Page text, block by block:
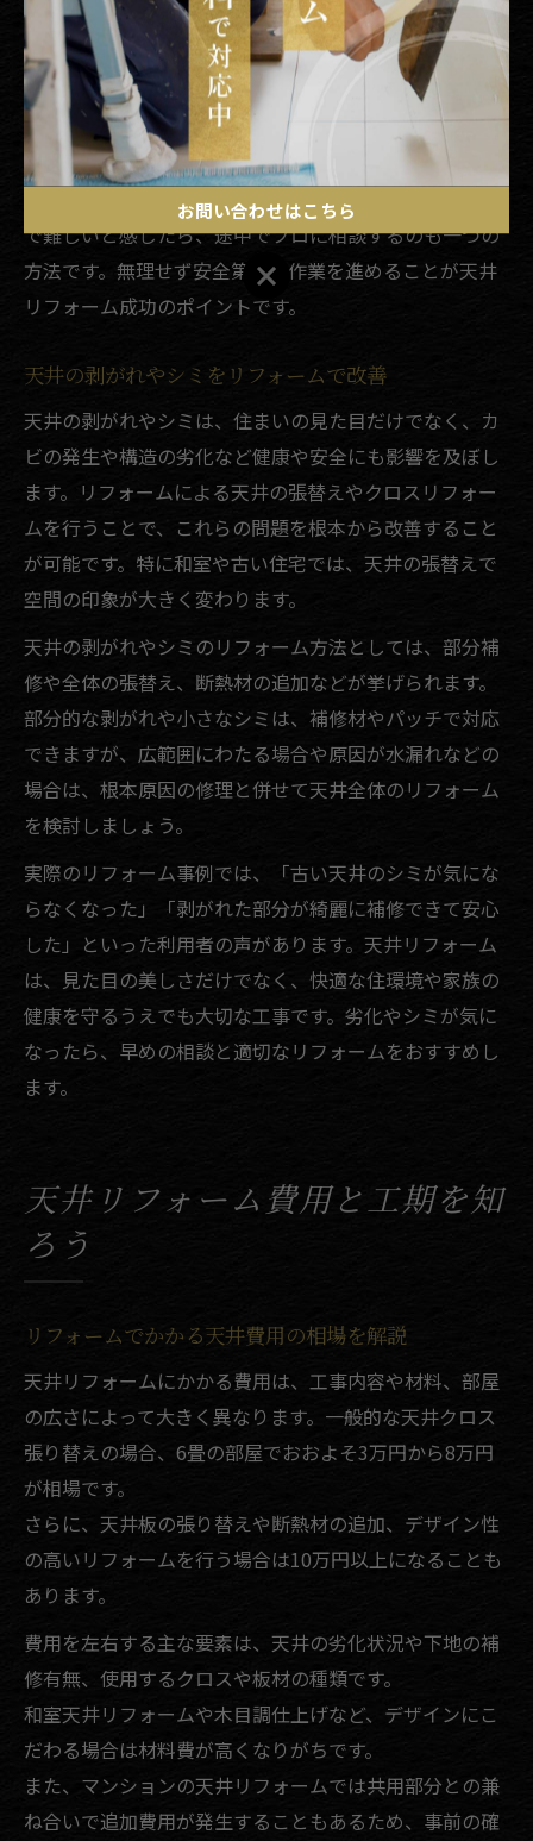
ます。天井リフォームDIYは高所作業のため、脚立や作業
台の安定、安全装備の徹底が必要です。特に6畳や8畳な
ど広い部屋の場合は、複数人で協力して作業するのがお
すすめです。
作業中は、クロスの継ぎ目や板材の接合部など細部の仕
上げに注意し、気になる部分は都度修正しましょう。DIY
で難しいと感じたら、途中でプロに相談するのも一つの
方法です。無理せず安全第一で作業を進めることが天井
リフォーム成功のポイントです。
天井の剥がれやシミをリフォームで改善
天井の剥がれやシミは、住まいの見た目だけでなく、カ
ビの発生や構造の劣化など健康や安全にも影響を及ぼし
ます。リフォームによる天井の張替えやクロスリフォー
ムを行うことで、これらの問題を根本から改善すること
が可能です。特に和室や古い住宅では、天井の張替えで
空間の印象が大きく変わります。
天井の剥がれやシミのリフォーム方法としては、部分補
修や全体の張替え、断熱材の追加などが挙げられます。
部分的な剥がれや小さなシミは、補修材やパッチで対応
できますが、広範囲にわたる場合や原因が水漏れなどの
場合は、根本原因の修理と併せて天井全体のリフォーム
を検討しましょう。
実際のリフォーム事例では、「古い天井のシミが気にな
らなくなった」「剥がれた部分が綺麗に補修できて安心
した」といった利用者の声があります。天井リフォーム
は、見た目の美しさだけでなく、快適な住環境や家族の
健康を守るうえでも大切な工事です。劣化やシミが気に
なったら、早めの相談と適切なリフォームをおすすめし
ます。
天井リフォーム費用と工期を知
ろう
リフォームでかかる天井費用の相場を解説
天井リフォームにかかる費用は、工事内容や材料、部屋
の広さによって大きく異なります。一般的な天井クロス
張り替えの場合、6畳の部屋でおおよそ3万円から8万円
が相場です。
さらに、天井板の張り替えや断熱材の追加、デザイン性
の高いリフォームを行う場合は10万円以上になることも
あります。
費用を左右する主な要素は、天井の劣化状況や下地の補
修有無、使用するクロスや板材の種類です。
和室天井リフォームや木目調仕上げなど、デザインにこ
だわる場合は材料費が高くなりがちです。
また、マンションの天井リフォームでは共用部分との兼
ね合いで追加費用が発生することもあるため、事前の確
お問い合わせはこちら
お問い合わせはこちら